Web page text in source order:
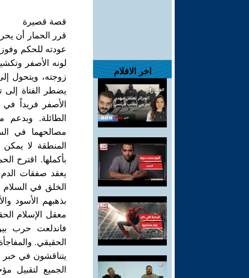
اخر الافلام
قصة قصيرة
قرر الحمار أن
عودته للحكم
لونه الأصفر
زوجته، ويتحول
يضطر الفتاة إلى
الأصفر فريداً
الطائلة.
مصالحهما في
المنطقة لا
بأكملها. اقترح
يعقد صفقات
الخلق في السلام
بذهبهم الأسود
معقل الإسلام
فاندلعت حرب
الحقيقي.
يتناقشون في خبر
الجميع لتقبيل